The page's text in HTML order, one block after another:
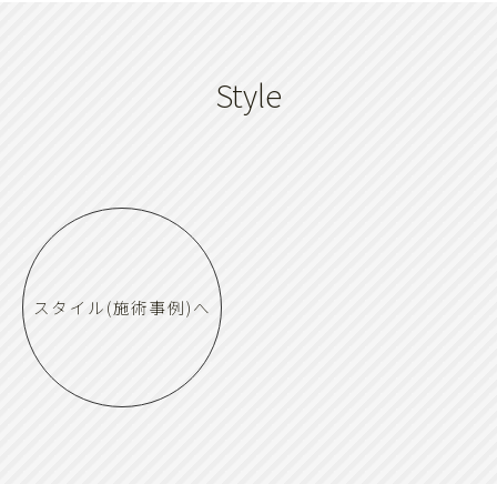
Style
スタイル(施術事例)へ